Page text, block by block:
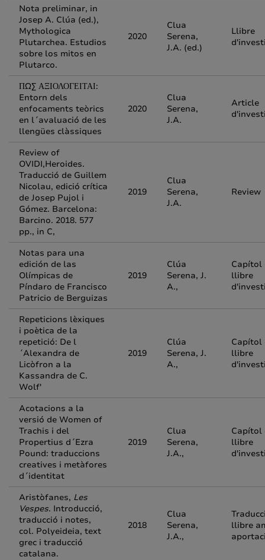
Nota preliminar, in
Josep A. Clúa (ed.),
Mythologica
Plutarchea. Estudios
sobre los mitos en
Plutarco.
2020
Clua
Serena,
J.A. (ed.)
Llibre
ΠΩΣ ΑΞΙΟΛΟΓΕΙΤΑΙ:
Entorn dels
enfocaments teòrics
en l´avaluació de les
llengües clàssiques
2020
Clua
Serena,
J.A.
Article
Review of
OVIDI,Heroides.
Traducció de Guillem
Nicolau, edició crítica
de Josep Pujol i
Gómez. Barcelona:
Barcino. 2018. 577
pp., in C,
2019
Clua
Serena,
J.A.
Review
Notas para una
edición de las
Olímpicas de
Píndaro de Francisco
Patricio de Berguizas
2019
Clúa
Serena, J.
A.,
Capítol
llibre
Repeticions lèxiques
i poètica de la
repetició: De l
´Alexandra de
Licòfron a la
Kassandra de C.
Wolf'
2019
Clúa
Serena, J.
A.,
Capítol
llibre
Acotacions a la
versió de Women of
Trachis i del
Propertius d´Ezra
Pound: traduccions
creatives i metàfores
d´identitat
2019
Clua
Serena,
J.A.,
Capítol
llibre
Aristòfanes, Les
Vespes. Introducció,
traducció i notes,
col. Polyeideia, text
grec i traducció
catalana.
2018
Clua
Serena,
J.A.,
llibre